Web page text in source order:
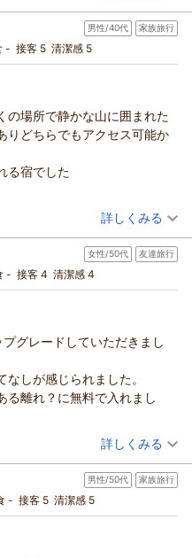
感じます。
ームの壁一面に鏡があって身
からか、上の階からのもの
かな部屋をリクエストしよう
ク】～夏から冬へ、四季を楽しむ
朝のみ
あたり/税込)
男性/40代 家族旅行
- 接客 5 清潔感 5
の場所で静かな山に囲まれた
どちらでもアクセス可能か
る宿でした
買い物をしたほうが良いです
（投稿日：2026/07/31）
み 京都駅から20分、緑に癒やさ
詳しくみる
女性/50代 友達旅行
- 接客 4 清潔感 4
グレードしていただきまし
しが感じられました。
る離れ？に無料で入れまし
した。少し歩けばコンビニや
で迷わず行けました。大原へ
（投稿日：2026/07/30）
ク】静けさと自然が寄り添う、京
ン 食事なし
あたり/税込)
詳しくみる
男性/50代 家族旅行
- 接客 5 清潔感 5